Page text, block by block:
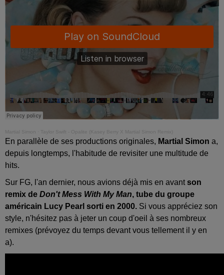
Martial Simon Taylor Swift - Opalite (Kasey Berry X Martial Simon Remix)
En parallèle de ses productions originales, Martial Simon a,
depuis longtemps, l'habitude de revisiter une multitude de
hits.
Sur FG, l'an dernier, nous avions déjà mis en avantson
remix de Don't Mess With My Man, tube du groupe
américain Lucy Pearl sorti en 2000. Si vous appréciez son
style, n'hésitez pas à jeter un coup d'oeil à ses nombreux
remixes (prévoyez du temps devant vous tellement il y en
a).